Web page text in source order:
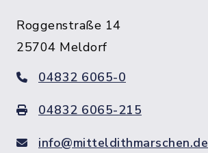
Roggenstraße 14
25704 Meldorf
04832 6065-0
04832 6065-215
info@mitteldithmarschen.de